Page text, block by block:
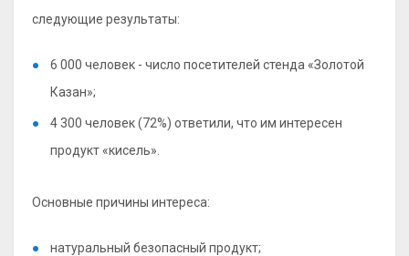
следующие результаты:
6 000 человек - число посетителей стенда «Золотой
Казан»;
4 300 человек (72%) ответили, что им интересен
продукт «кисель».
Основные причины интереса:
натуральный безопасный продукт;